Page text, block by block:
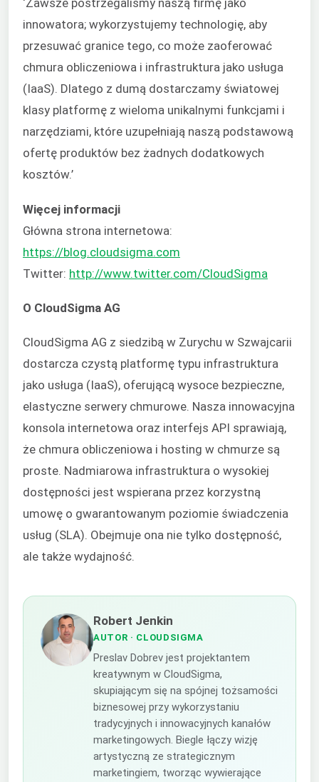
‘Zawsze postrzegaliśmy naszą firmę jako
innowatora; wykorzystujemy technologię, aby
przesuwać granice tego, co może zaoferować
chmura obliczeniowa i infrastruktura jako usługa
(IaaS). Dlatego z dumą dostarczamy światowej
klasy platformę z wieloma unikalnymi funkcjami i
narzędziami, które uzupełniają naszą podstawową
ofertę produktów bez żadnych dodatkowych
kosztów.’
Więcej informacji
Główna strona internetowa:
https://blog.cloudsigma.com
Twitter: http://www.twitter.com/CloudSigma
O CloudSigma AG
CloudSigma AG z siedzibą w Zurychu w Szwajcarii
dostarcza czystą platformę typu infrastruktura
jako usługa (IaaS), oferującą wysoce bezpieczne,
elastyczne serwery chmurowe. Nasza innowacyjna
konsola internetowa oraz interfejs API sprawiają,
że chmura obliczeniowa i hosting w chmurze są
proste. Nadmiarowa infrastruktura o wysokiej
dostępności jest wspierana przez korzystną
umowę o gwarantowanym poziomie świadczenia
usług (SLA). Obejmuje ona nie tylko dostępność,
ale także wydajność.
Robert Jenkin
AUTOR · CLOUDSIGMA
Preslav Dobrev jest projektantem
kreatywnym w CloudSigma,
skupiającym się na spójnej tożsamości
biznesowej przy wykorzystaniu
tradycyjnych i innowacyjnych kanałów
marketingowych. Biegle łączy wizję
artystyczną ze strategicznym
marketingiem, tworząc wywierające